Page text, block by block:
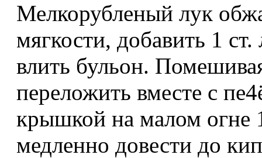
Мелкорубленый лук
мягкости, добавить 1
влить бульон.
переложить вместе с
крышкой на малом огне
медленно довести до